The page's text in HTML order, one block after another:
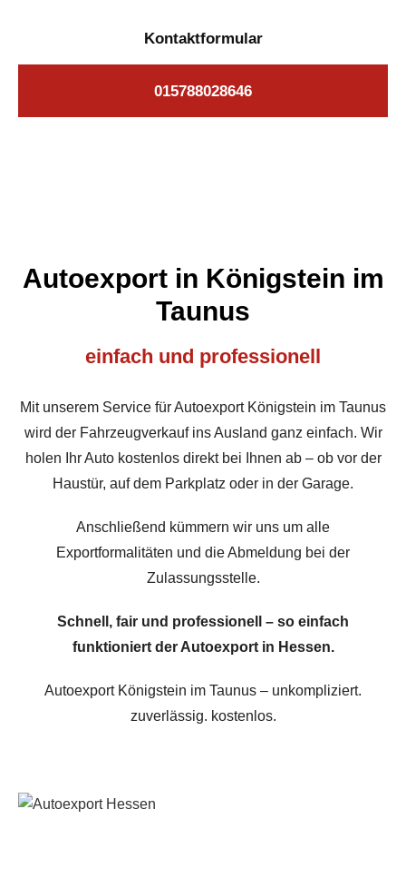
Kontaktformular
015788028646
Autoexport in Königstein im
Taunus
einfach und professionell
Mit unserem Service für Autoexport Königstein im Taunus
wird der Fahrzeugverkauf ins Ausland ganz einfach. Wir
holen Ihr Auto kostenlos direkt bei Ihnen ab – ob vor der
Haustür, auf dem Parkplatz oder in der Garage.
Anschließend kümmern wir uns um alle
Exportformalitäten und die Abmeldung bei der
Zulassungsstelle.
Schnell, fair und professionell – so einfach
funktioniert der Autoexport in Hessen.
Autoexport Königstein im Taunus – unkompliziert.
zuverlässig. kostenlos.